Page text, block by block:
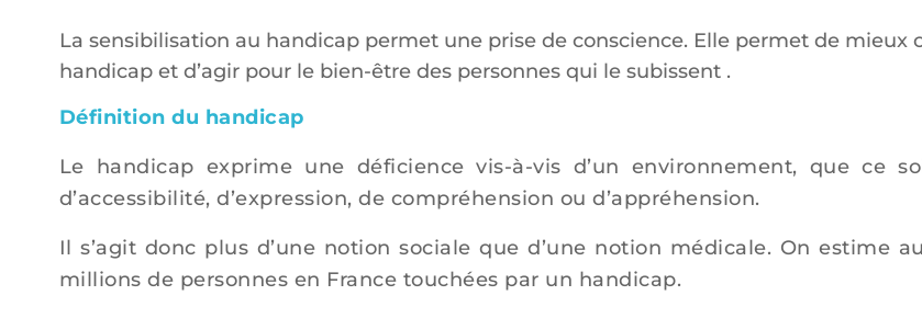
La sensibilisation au handicap permet une prise de conscience. Elle permet de mieux
handicap et d’agir pour le bien-être des personnes qui le subissent .
Définition du handicap
Le handicap exprime une déficience vis-à-vis d’un environnement, que ce
d’accessibilité, d’expression, de compréhension ou d’appréhension.
Il s’agit donc plus d’une notion sociale que d’une notion médicale. On estime
millions de personnes en France touchées par un handicap.